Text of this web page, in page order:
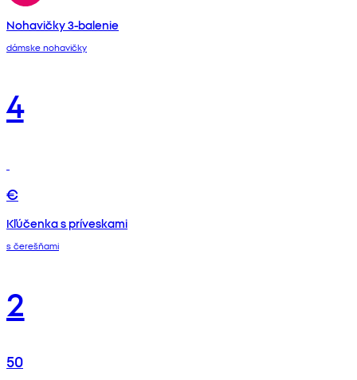
Nohavičky 3-balenie
dámske nohavičky
4
€
Kľúčenka s príveskami
s čerešňami
2
50